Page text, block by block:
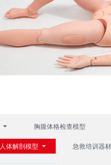
胸腹体格检查模型
人体解剖模型 急救培训器